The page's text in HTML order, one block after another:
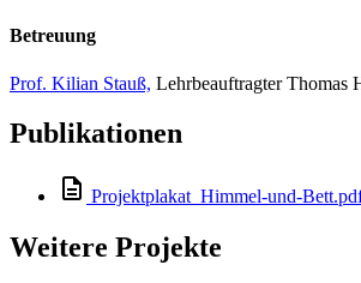
Betreuung
Prof. Kilian Stauß, Lehrbeauftragter Thomas
Publikationen
Projektplakat_Himmel-und-
Weitere Projekte